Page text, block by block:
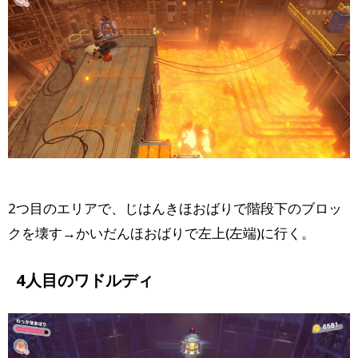
2つ目のエリアで、じはんきほおばりで階段下のブロッ
クを壊す→かいだんほおばりで左上(左端)に行く。
4人目のワドルディ